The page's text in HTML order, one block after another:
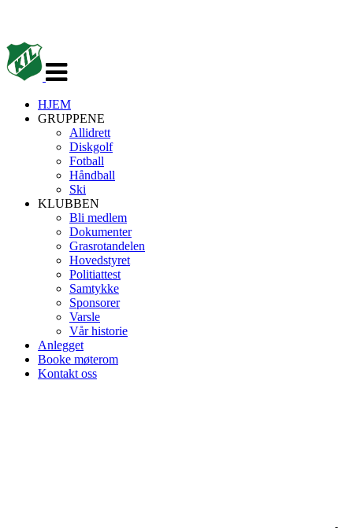
navigasjon
HJEM
GRUPPENE
Allidrett
Diskgolf
Fotball
Håndball
Ski
KLUBBEN
Bli medlem
Dokumenter
Grasrotandelen
Hovedstyret
Politiattest
Samtykke
Sponsorer
Varsle
Vår historie
Anlegget
Booke møterom
Kontakt oss